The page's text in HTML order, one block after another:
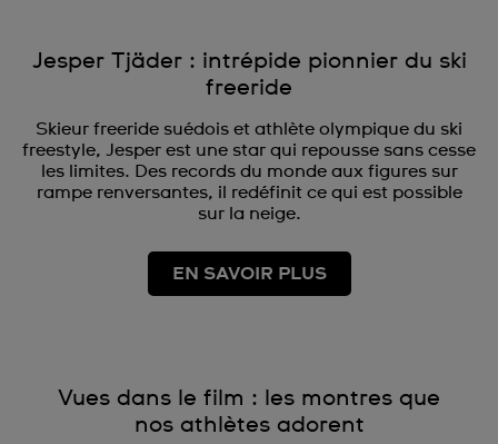
Jesper Tjäder : intrépide pionnier du ski
freeride
Skieur freeride suédois et athlète olympique du ski
freestyle, Jesper est une star qui repousse sans cesse
les limites. Des records du monde aux figures sur
rampe renversantes, il redéfinit ce qui est possible
sur la neige.
EN SAVOIR PLUS
Vues dans le film : les montres que
nos athlètes adorent